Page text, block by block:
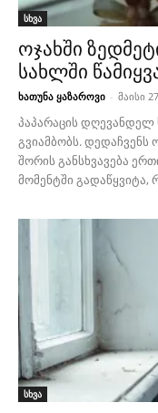
სხვა
ოჯახში
სახლში
ხათუნა ყაზაროვი - მაისი
პაპარაცის დღევანდელ
გვიამბობს. დედაჩვენს
შორის განსხვავება
მომენტში გადაწყვიტა,
სხვა